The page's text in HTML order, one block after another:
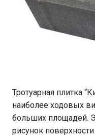
Тротуарная плитка
наиболее ходовых
больших площадей.
рисунок